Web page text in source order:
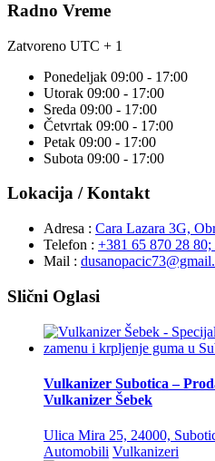
Radno Vreme
Zatvoreno UTC + 1
Ponedeljak 09:00 - 17:00
Utorak 09:00 - 17:00
Sreda 09:00 - 17:00
Četvrtak 09:00 - 17:00
Petak 09:00 - 17:00
Subota 09:00 - 17:00
Lokacija / Kontakt
Adresa : Cara Lazara 3G,
Telefon : +381 65 870 28
Mail :
Slični Oglasi
Vulkanizer Subotica –
Vulkanizer Šebek
Ulica Mira 25, 24000,
Automobili Vulkanizeri